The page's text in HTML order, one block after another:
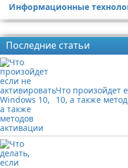
Информационные
Последние статьи
Что произойдет
10, а также